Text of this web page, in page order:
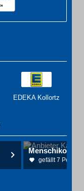
EDEKA Kollortz
gefällt 7